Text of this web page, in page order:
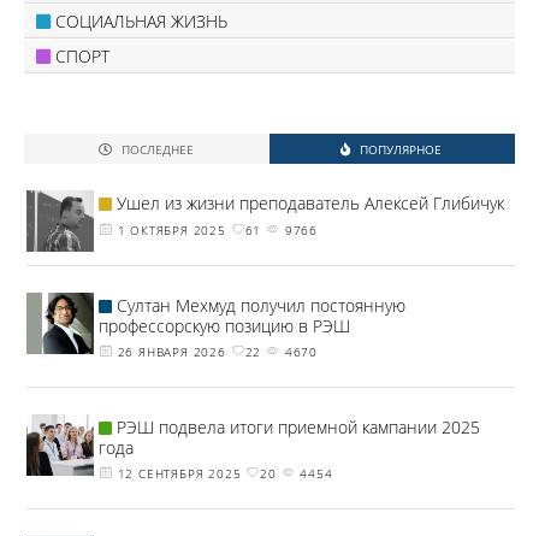
СОЦИАЛЬНАЯ ЖИЗНЬ
СПОРТ
ПОСЛЕДНЕЕ ПОПУЛЯРНОЕ
Ушел из жизни преподаватель Алексей Глибичук
1 ОКТЯБРЯ 2025 61 9766
Султан Мехмуд получил постоянную
профессорскую позицию в РЭШ
26 ЯНВАРЯ 2026 22 4670
РЭШ подвела итоги приемной кампании 2025
года
12 СЕНТЯБРЯ 2025 20 4454